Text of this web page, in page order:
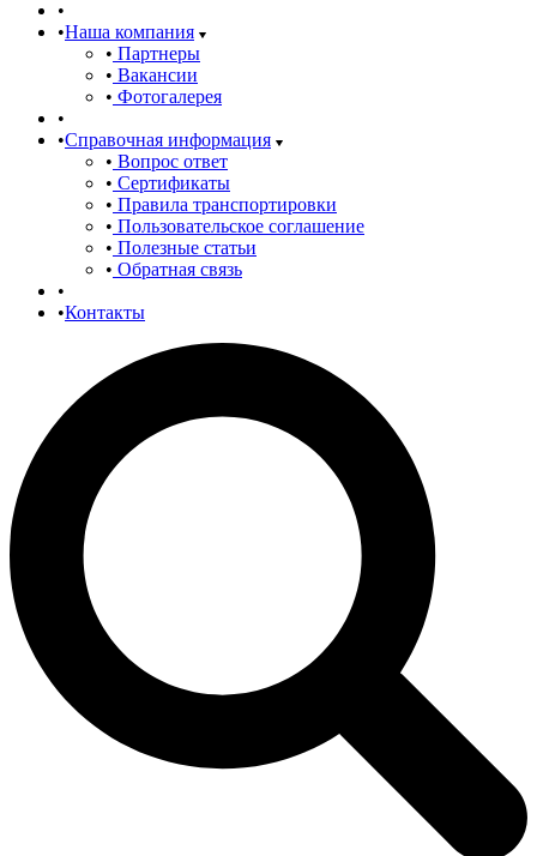
Наша компания
Партнеры
Вакансии
Фотогалерея
Справочная информация
Вопрос ответ
Сертификаты
Правила транспортировки
Пользовательское соглашение
Полезные статьи
Обратная связь
Контакты